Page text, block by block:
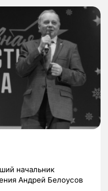
начальник
Андрей Белоусов